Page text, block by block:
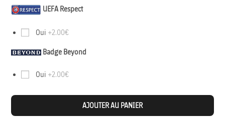
UEFA Respect
Oui +2.00€
Badge Beyond
Oui +2.00€
AJOUTER AU PANIER